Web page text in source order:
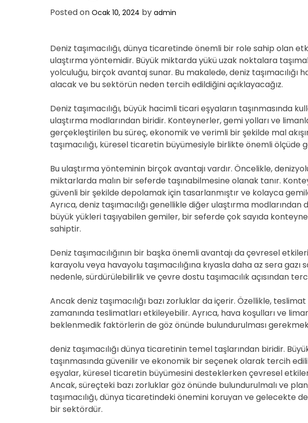
Posted on Ocak 10, 2024 by admin
Deniz taşımacılığı, dünya ticaretinde önemli bir role sahip olan
ulaştırma yöntemidir. Büyük miktarda yükü uzak noktalara
yolculuğu, birçok avantaj sunar. Bu makalede, deniz taşımacılığı
alacak ve bu sektörün neden tercih edildiğini açıklayacağız.
Deniz taşımacılığı, büyük hacimli ticari eşyaların taşınmasında
ulaştırma modlarından biridir. Konteynerler, gemi yolları ve
gerçekleştirilen bu süreç, ekonomik ve verimli bir şekilde mal
taşımacılığı, küresel ticaretin büyümesiyle birlikte önemli ölçüde
Bu ulaştırma yönteminin birçok avantajı vardır. Öncelikle,
miktarlarda malın bir seferde taşınabilmesine olanak tanır.
güvenli bir şekilde depolamak için tasarlanmıştır ve kolayca
Ayrıca, deniz taşımacılığı genellikle diğer ulaştırma
büyük yükleri taşıyabilen gemiler, bir seferde çok sayıda
sahiptir.
Deniz taşımacılığının bir başka önemli avantajı da çevresel
karayolu veya havayolu taşımacılığına kıyasla daha az sera gazı
nedenle, sürdürülebilirlik ve çevre dostu taşımacılık açısından
Ancak deniz taşımacılığı bazı zorluklar da içerir. Özellikle,
zamanında teslimatları etkileyebilir. Ayrıca, hava koşulları ve liman
beklenmedik faktörlerin de göz önünde bulundurulması
deniz taşımacılığı dünya ticaretinin temel taşlarından biridir.
taşınmasında güvenilir ve ekonomik bir seçenek olarak tercih
eşyalar, küresel ticaretin büyümesini desteklerken çevresel
Ancak, süreçteki bazı zorluklar göz önünde bulundurulmalı ve
taşımacılığı, dünya ticaretindeki önemini koruyan ve gelecekte
bir sektördür.